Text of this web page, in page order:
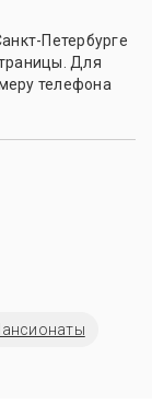
Петербурге
Для
телефона